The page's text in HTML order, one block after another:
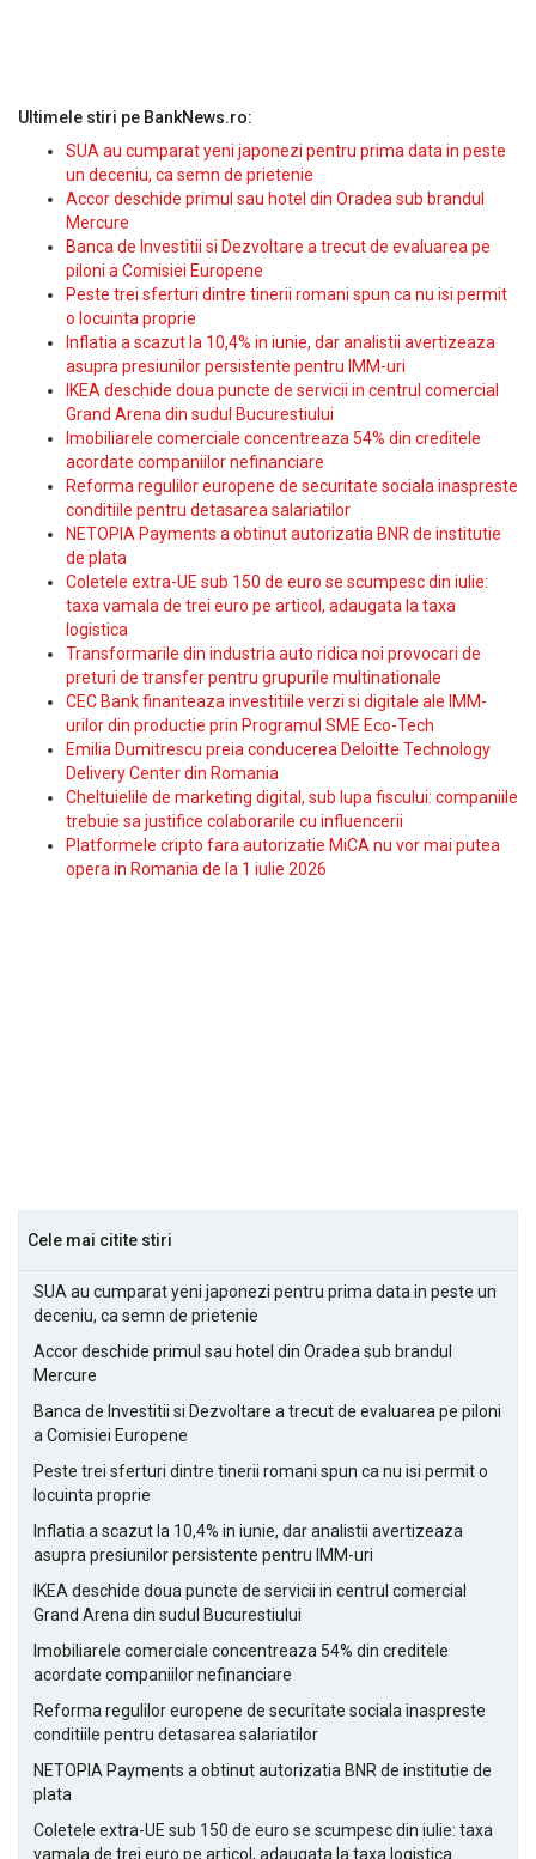
Ultimele stiri pe BankNews.ro:
SUA au cumparat yeni japonezi pentru prima data in peste
un deceniu, ca semn de prietenie
Accor deschide primul sau hotel din Oradea sub brandul
Mercure
Banca de Investitii si Dezvoltare a trecut de evaluarea pe
piloni a Comisiei Europene
Peste trei sferturi dintre tinerii romani spun ca nu isi permit
o locuinta proprie
Inflatia a scazut la 10,4% in iunie, dar analistii avertizeaza
asupra presiunilor persistente pentru IMM-uri
IKEA deschide doua puncte de servicii in centrul comercial
Grand Arena din sudul Bucurestiului
Imobiliarele comerciale concentreaza 54% din creditele
acordate companiilor nefinanciare
Reforma regulilor europene de securitate sociala inaspreste
conditiile pentru detasarea salariatilor
NETOPIA Payments a obtinut autorizatia BNR de institutie
de plata
Coletele extra-UE sub 150 de euro se scumpesc din iulie:
taxa vamala de trei euro pe articol, adaugata la taxa
logistica
Transformarile din industria auto ridica noi provocari de
preturi de transfer pentru grupurile multinationale
CEC Bank finanteaza investitiile verzi si digitale ale IMM-
urilor din productie prin Programul SME Eco-Tech
Emilia Dumitrescu preia conducerea Deloitte Technology
Delivery Center din Romania
Cheltuielile de marketing digital, sub lupa fiscului: companiile
trebuie sa justifice colaborarile cu influencerii
Platformele cripto fara autorizatie MiCA nu vor mai putea
opera in Romania de la 1 iulie 2026
Cele mai citite stiri
SUA au cumparat yeni japonezi pentru prima data in peste un
deceniu, ca semn de prietenie
Accor deschide primul sau hotel din Oradea sub brandul
Mercure
Banca de Investitii si Dezvoltare a trecut de evaluarea pe piloni
a Comisiei Europene
Peste trei sferturi dintre tinerii romani spun ca nu isi permit o
locuinta proprie
Inflatia a scazut la 10,4% in iunie, dar analistii avertizeaza
asupra presiunilor persistente pentru IMM-uri
IKEA deschide doua puncte de servicii in centrul comercial
Grand Arena din sudul Bucurestiului
Imobiliarele comerciale concentreaza 54% din creditele
acordate companiilor nefinanciare
Reforma regulilor europene de securitate sociala inaspreste
conditiile pentru detasarea salariatilor
NETOPIA Payments a obtinut autorizatia BNR de institutie de
plata
Coletele extra-UE sub 150 de euro se scumpesc din iulie: taxa
vamala de trei euro pe articol, adaugata la taxa logistica